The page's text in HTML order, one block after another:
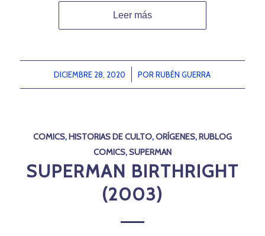
Leer más
DICIEMBRE 28, 2020
/ PORRUBÉN GUERRA
COMICS,HISTORIAS DE CULTO,ORÍGENES,RUBLOG
COMICS,SUPERMAN
SUPERMAN BIRTHRIGHT
(2003)